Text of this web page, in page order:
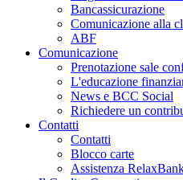
Bancassicurazione
Comunicazione alla
ABF
Comunicazione
Prenotazione sale
L'educazione
News e BCC Social
Richiedere un
Contatti
Contatti
Blocco carte
Assistenza